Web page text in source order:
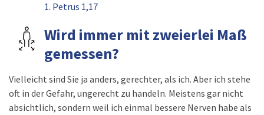
1. Petrus 1,17
Wird immer mit zweierlei Maß
gemessen?
Vielleicht sind Sie ja anders, gerechter, als ich. Aber ich stehe
oft in der Gefahr, ungerecht zu handeln. Meistens gar nicht
absichtlich, sondern weil ich einmal bessere Nerven habe als